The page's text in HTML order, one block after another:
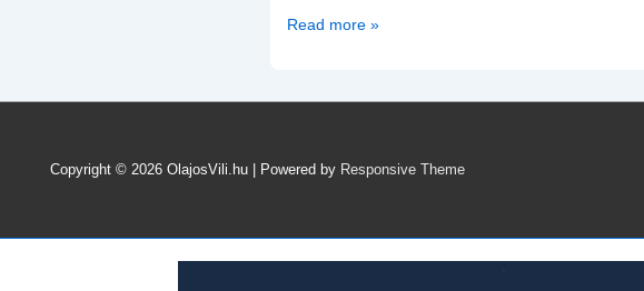
A
–
fékfolyadékok
megfelelő
Read more »
Copyright © 2026 OlajosVili.hu | Powered by Responsive Theme